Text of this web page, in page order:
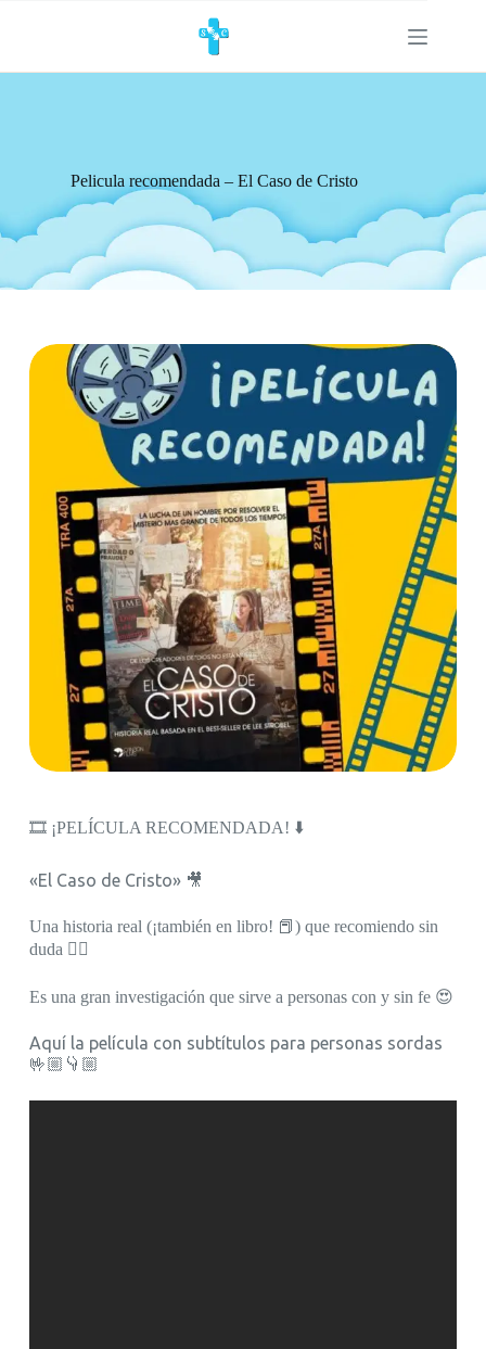
Pelicula recomendada – El Caso de Cristo
🎞️ ¡PELÍCULA RECOMENDADA! ⬇️
«El Caso de Cristo» 🎥
Una historia real (¡también en libro! 📕) que recomiendo sin
duda 👌🏼
Es una gran investigación que sirve a personas con y sin fe 😍
Aquí la película con subtítulos para personas sordas
🤟🏼👇🏼